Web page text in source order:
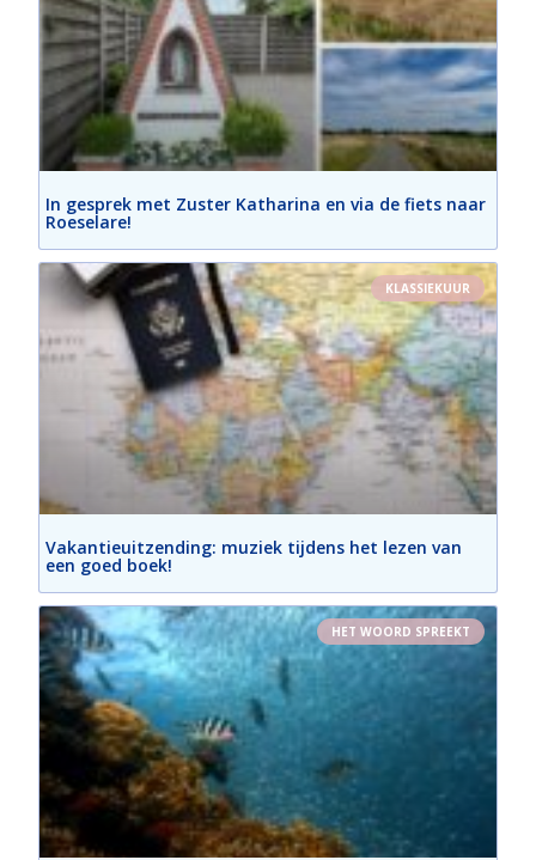
In gesprek met Zuster Katharina en via de fiets naar
Roeselare!
KLASSIEKUUR
Vakantieuitzending: muziek tijdens het lezen van
een goed boek!
HET WOORD SPREEKT